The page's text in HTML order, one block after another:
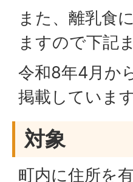
また、離乳食
ますので下記
令和8年4月か
掲載しています
対象
町内に住所を